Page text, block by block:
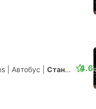
Автобус Стандарт с конд. 4.6